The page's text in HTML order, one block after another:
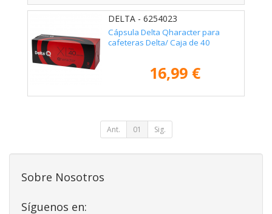
DELTA - 6254023
Cápsula Delta Qharacter para
cafeteras Delta/ Caja de 40
16,99 €
Ant. 01 Sig.
Sobre Nosotros
Síguenos en: